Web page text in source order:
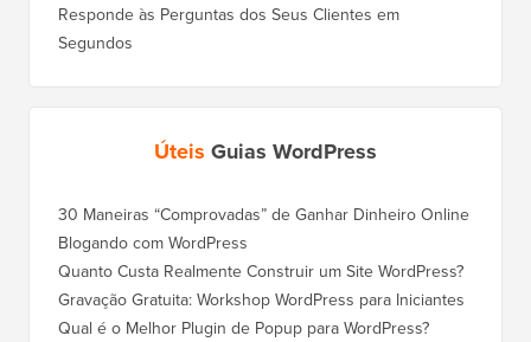
Responde às Perguntas dos Seus Clientes em
Segundos
Úteis Guias WordPress
30 Maneiras “Comprovadas” de Ganhar Dinheiro Online
Blogando com WordPress
Quanto Custa Realmente Construir um Site WordPress?
Gravação Gratuita: Workshop WordPress para Iniciantes
Qual é o Melhor Plugin de Popup para WordPress?